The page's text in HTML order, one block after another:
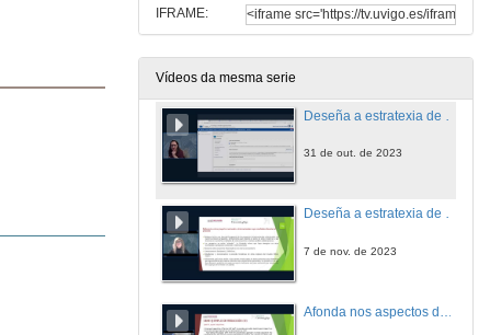
IFRAME:
Vídeos da mesma serie
Aprende a navegar polo portal da Unión Europea: O funding & tenders opportunities portal
31 de out. de 2023
31 de out. de 2023
Deseña a estratexia de acceso da túa empresa aos fondos europeos: preparación do perfil europeo, a formulación do proxecto, a busca de socios, a elaboración do contido narrativo e orzamentario, o proceso de presentación de propostas (II)
7 de nov. de 2023